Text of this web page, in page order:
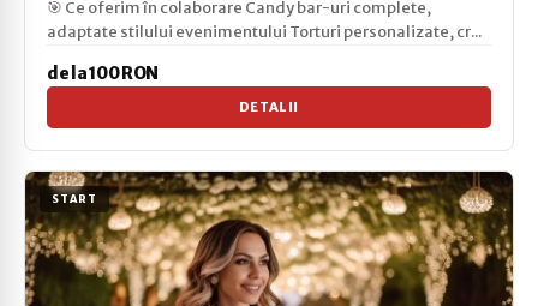
🎯 Ce oferim în colaborare Candy bar-uri complete,
adaptate stilului evenimentului Torturi personalizate, cr...
de la 100 RON
DETALII
START